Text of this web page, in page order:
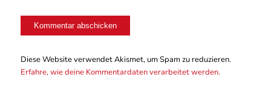
Diese Website verwendet Akismet, um Spam zu reduzieren.
Erfahre, wie deine Kommentardaten verarbeitet werden.